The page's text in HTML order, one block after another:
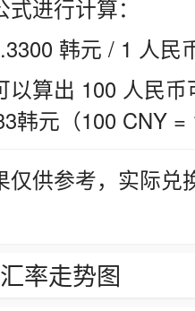
进行计算：
韩元 / 1 人民
以算出 100 人民
韩元（100 CNY =
仅供参考，实际
率走势图